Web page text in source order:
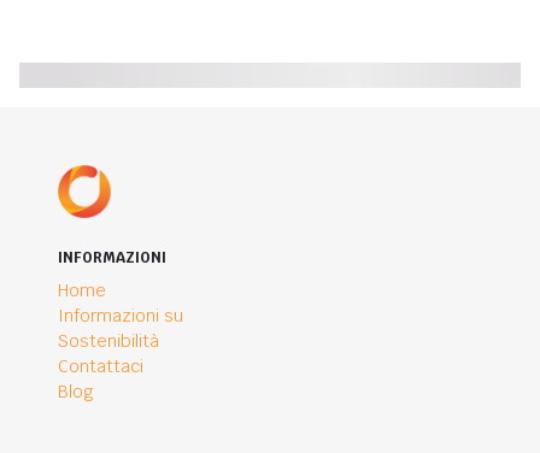
INFORMAZIONI
Home
Informazioni su
Sostenibilità
Contattaci
Blog